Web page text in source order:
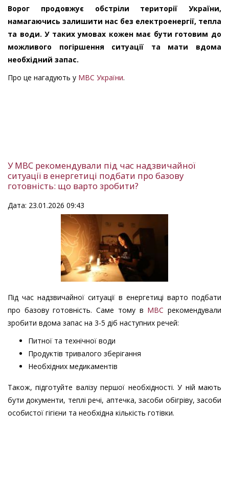
Ворог продовжує обстріли території України,
намагаючись залишити нас без електроенергії, тепла
та води. У таких умовах кожен має бути готовим до
можливого погіршення ситуації та мати вдома
необхідний запас.
Про це нагадують у МВС України.
У МВС рекомендували під час надзвичайної
ситуації в енергетиці подбати про базову
готовність: що варто зробити?
Дата: 23.01.2026 09:43
Під час надзвичайної ситуації в енергетиці варто подбати
про базову готовність. Саме тому в МВС рекомендували
зробити вдома запас на 3-5 діб наступних речей:
Питної та технічної води
Продуктів тривалого зберігання
Необхідних медикаментів
Також, підготуйте валізу першої необхідності. У ній мають
бути документи, теплі речі, аптечка, засоби обігріву, засоби
особистої гігієни та необхідна кількість готівки.